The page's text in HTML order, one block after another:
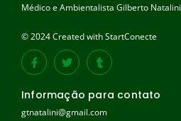
Médico e Ambientalista Gilberto Natalini
© 2024 Created with StartConecte
Informação para contato
gtnatalini@gmail.com